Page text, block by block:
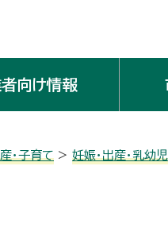
向け情報
・子育て > 妊娠・出産・乳幼